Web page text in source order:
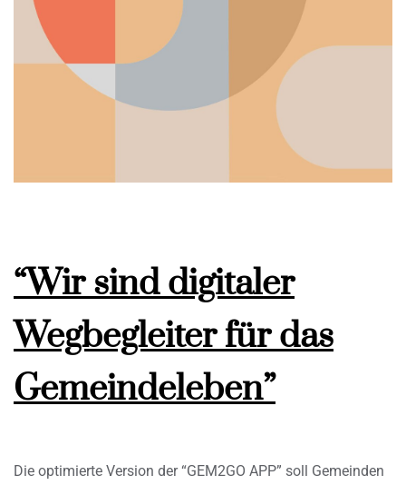
“Wir sind digitaler
Wegbegleiter für das
Gemeindeleben”
Die optimierte Version der “GEM2GO APP” soll Gemeinden